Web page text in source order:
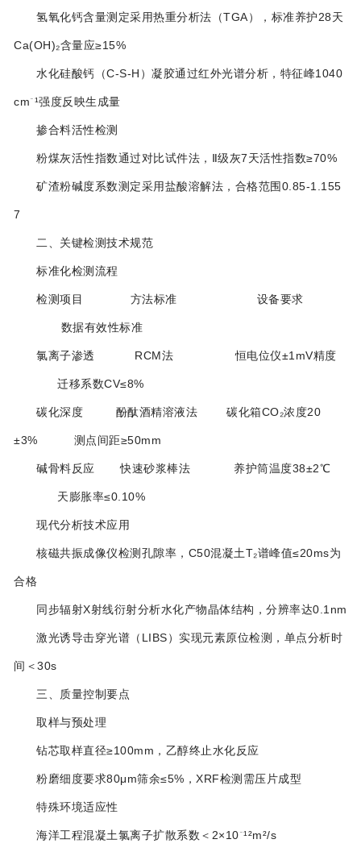
氢氧化钙含量测定采用热重分析法（TGA），标准养护28天
Ca(OH)₂含量应≥15%‌
水化硅酸钙（C-S-H）凝胶通过红外光谱分析，特征峰1040
cm⁻¹强度反映生成量‌
‌掺合料活性检测‌
粉煤灰活性指数通过对比试件法，Ⅱ级灰7天活性指数≥70%‌
矿渣粉碱度系数测定采用盐酸溶解法，合格范围0.85-1.15‌5
7
二、关键检测技术规范
‌标准化检测流程‌
检测项目 方法标准 设备要求
数据有效性标准
氯离子渗透 RCM法 恒电位仪±1mV精度‌
迁移系数CV≤8%
碳化深度 酚酞酒精溶液法 碳化箱CO₂浓度20
±3%‌ 测点间距≥50mm
碱骨料反应 快速砂浆棒法 养护筒温度38±2℃‌
天膨胀率≤0.10%
‌现代分析技术应用‌
核磁共振成像仪检测孔隙率，C50混凝土T₂谱峰值≤20ms为
合格‌
同步辐射X射线衍射分析水化产物晶体结构，分辨率达0.1nm‌
激光诱导击穿光谱（LIBS）实现元素原位检测，单点分析时
间＜30s‌
三、质量控制要点
‌取样与预处理‌
钻芯取样直径≥100mm，乙醇终止水化反应‌
粉磨细度要求80μm筛余≤5%，XRF检测需压片成型‌
‌特殊环境适应性‌
海洋工程混凝土氯离子扩散系数＜2×10⁻¹²m²/s‌